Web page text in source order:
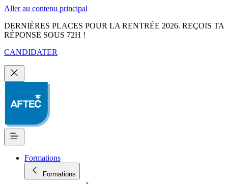
Aller au contenu principal
DERNIÈRES PLACES POUR LA RENTRÉE 2026. REÇOIS TA
RÉPONSE SOUS 72H !
CANDIDATER
Formations
Formations